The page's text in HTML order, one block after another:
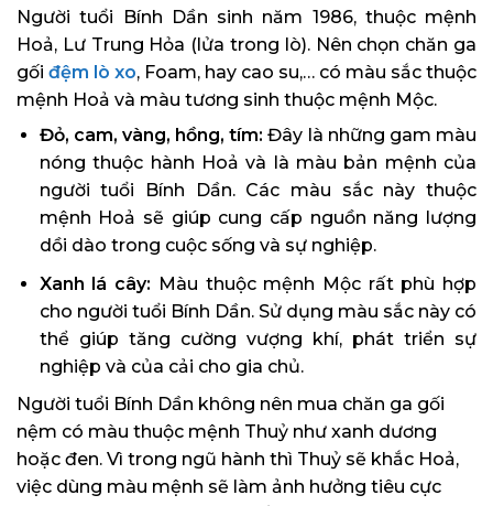
Người tuổi Bính Dần sinh năm 1986, thuộc mệnh
Hoả, Lư Trung Hỏa (lửa trong lò). Nên chọn chăn ga
gối đệm lò xo, Foam, hay cao su,… có màu sắc thuộc
mệnh Hoả và màu tương sinh thuộc mệnh Mộc.
Đỏ, cam, vàng, hồng, tím: Đây là những gam màu
nóng thuộc hành Hoả và là màu bản mệnh của
người tuổi Bính Dần. Các màu sắc này thuộc
mệnh Hoả sẽ giúp cung cấp nguồn năng lượng
dồi dào trong cuộc sống và sự nghiệp.
Xanh lá cây: Màu thuộc mệnh Mộc rất phù hợp
cho người tuổi Bính Dần. Sử dụng màu sắc này có
thể giúp tăng cường vượng khí, phát triển sự
nghiệp và của cải cho gia chủ.
Người tuổi Bính Dần không nên mua chăn ga gối
nệm có màu thuộc mệnh Thuỷ như xanh dương
hoặc đen. Vì trong ngũ hành thì Thuỷ sẽ khắc Hoả,
việc dùng màu mệnh sẽ làm ảnh hưởng tiêu cực